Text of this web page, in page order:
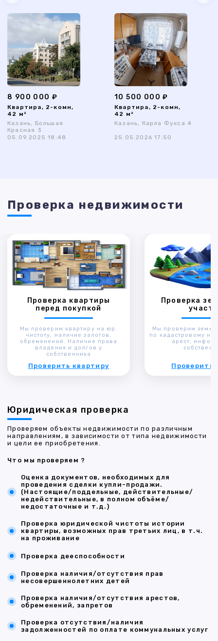
8 900 000 ₽
Квартира, 2-комн,
42 м²
Казань, Большая
Красная 3
05.09.2025 18:48
10 500 000 ₽
Квартира, 2-комн,
42 м²
Казань, Карла Фукса 4
25.05.2026 17:50
Проверка недвижимости
Проверка квартиры
перед покупкой
Мы проверим квартиру на юр.
чистоту, наличие залогов,
обременений. Наличие права
владения и долгов у
собственника
Проверить квартиру
Проверка
Мы проверим
по кадастровому
арест,
Проверить
Юридическая проверка
Проверяем объекты недвижимости по различным
направлениям, в зависимости от типа недвижимости
и цели ее приобретения.
Что мы проверяем ?
Оценка документов, необходимых для
проведения сделки купли-продажи.
(Настоящие/поддельные, действительные/
недействительные, в полном объёме/
недостаточные и т.д.)
Проверка юридической чистоты истории
квартиры, возможных прав третьих лиц, в т.ч.
на проживание
Проверка дееспособности
Проверка наличия/отсутствия прав
несовершеннолетних детей
Проверка наличия/отсутствия арестов,
обременений, запретов
Проверка отсутствия/наличия
задолженностей по оплате коммунальных услуг